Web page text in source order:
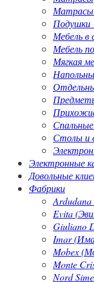
Подушки
Мебель в
Мебель
Мягкая
Столы и
Электронные
Довольные
Фабрики
Evita
Giuliano
Imar
Mobex
Monte
Nord